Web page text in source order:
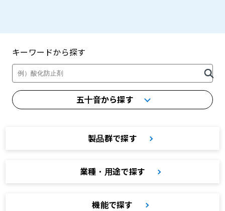
キーワードから探す
五十音から探す
製品群で探す
業種・用途で探す
機能で探す